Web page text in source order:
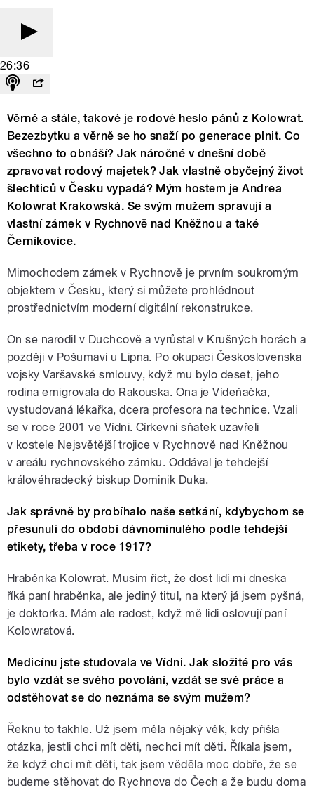
26:36
Věrně a stále, takové je rodové heslo pánů z Kolowrat.
Bezezbytku a věrně se ho snaží po generace plnit. Co
všechno to obnáší? Jak náročné v dnešní době
zpravovat rodový majetek? Jak vlastně obyčejný život
šlechticů v Česku vypadá? Mým hostem je Andrea
Kolowrat Krakowská. Se svým mužem spravují a
vlastní zámek v Rychnově nad Kněžnou a také
Černíkovice.
Mimochodem zámek v Rychnově je prvním soukromým
objektem v Česku, který si můžete prohlédnout
prostřednictvím moderní digitální rekonstrukce.
On se narodil v Duchcově a vyrůstal v Krušných horách a
později v Pošumaví u Lipna. Po okupaci Československa
vojsky Varšavské smlouvy, když mu bylo deset, jeho
rodina emigrovala do Rakouska. Ona je Vídeňačka,
vystudovaná lékařka, dcera profesora na technice. Vzali
se v roce 2001 ve Vídni. Církevní sňatek uzavřeli
v kostele Nejsvětější trojice v Rychnově nad Kněžnou
v areálu rychnovského zámku. Oddával je tehdejší
královéhradecký biskup Dominik Duka.
Jak správně by probíhalo naše setkání, kdybychom se
přesunuli do období dávnominulého podle tehdejší
etikety, třeba v roce 1917?
Hraběnka Kolowrat. Musím říct, že dost lidí mi dneska
říká paní hraběnka, ale jediný titul, na který já jsem pyšná,
je doktorka. Mám ale radost, když mě lidi oslovují paní
Kolowratová.
Medicínu jste studovala ve Vídni. Jak složité pro vás
bylo vzdát se svého povolání, vzdát se své práce a
odstěhovat se do neznáma se svým mužem?
Řeknu to takhle. Už jsem měla nějaký věk, kdy přišla
otázka, jestli chci mít děti, nechci mít děti. Říkala jsem,
že když chci mít děti, tak jsem věděla moc dobře, že se
budeme stěhovat do Rychnova do Čech a že budu doma